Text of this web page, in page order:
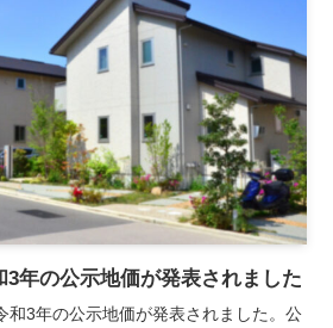
3年の公示地価が発表されました
和3年の公示地価が発表されました。公